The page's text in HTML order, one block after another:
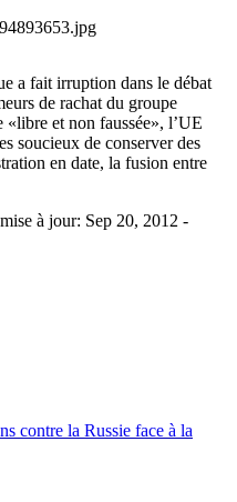
a fait irruption dans le débat
de rachat du groupe
«libre et non faussée», l’UE
soucieux de conserver des
en date, la fusion entre
à jour: Sep 20, 2012 -
contre la Russie face à la